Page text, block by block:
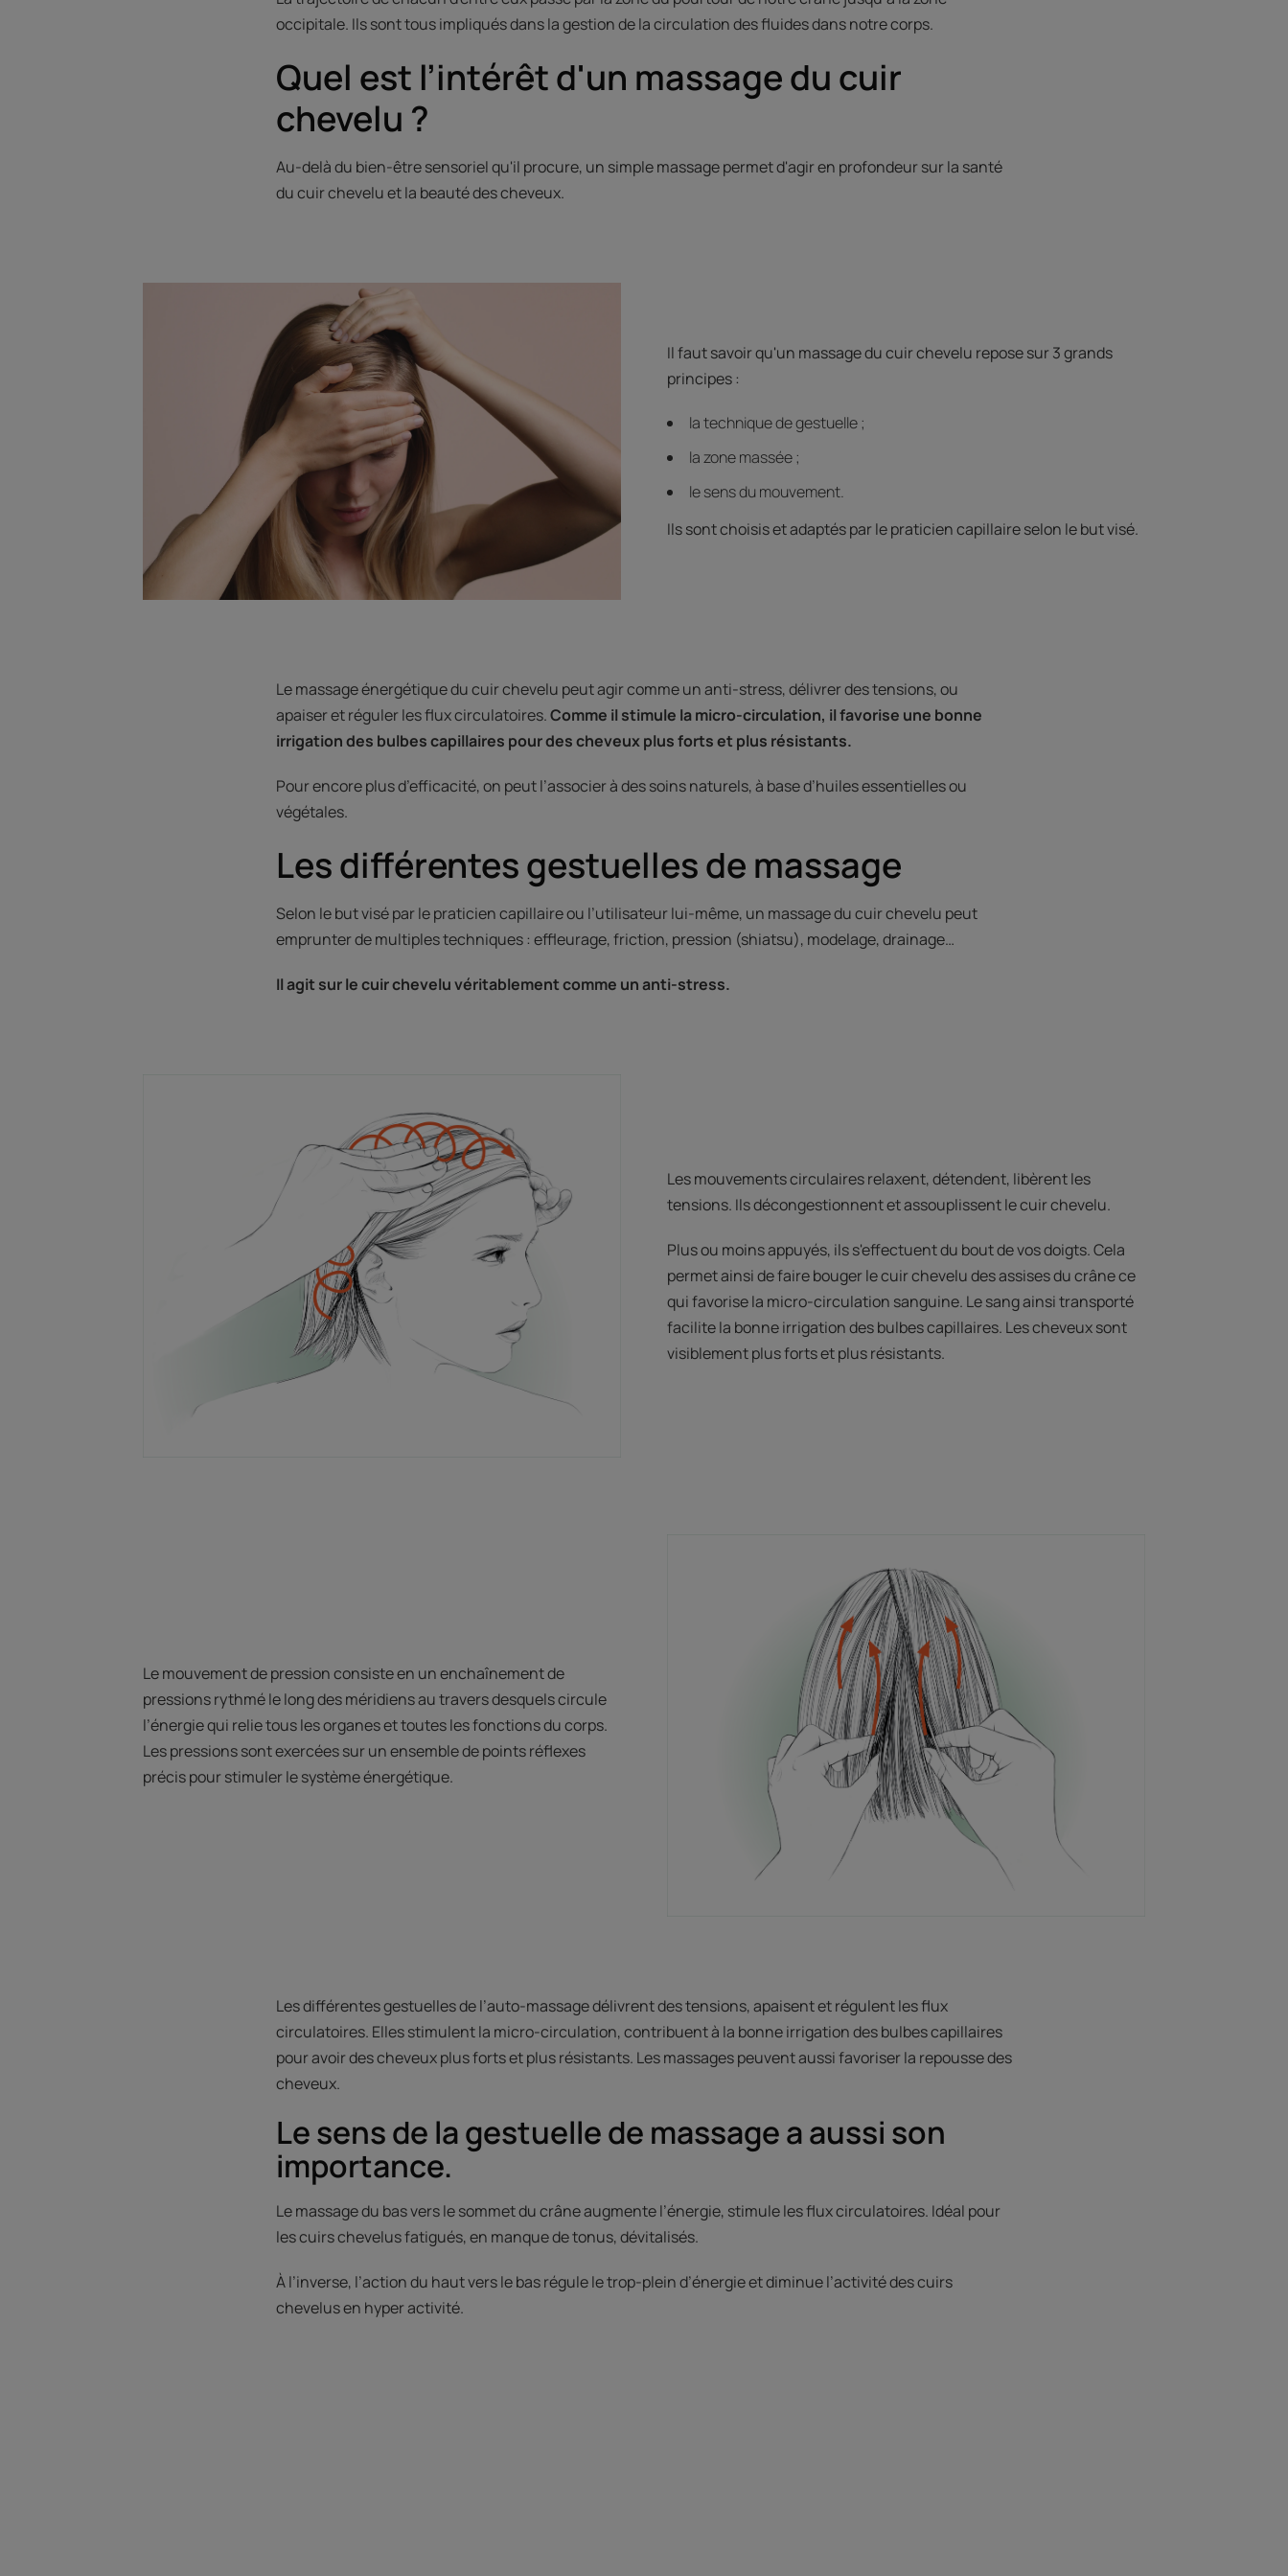
occipitale. Ils sont tous impliqués dans la gestion de la circulation des fluides dans notre corps.
Quel est l’intérêt d'un massage du cuir
chevelu ?
Au-delà du bien-être sensoriel qu'il procure, un simple massage permet d'agir en profondeur sur la santé
du cuir chevelu et la beauté des cheveux.
Il faut savoir qu'un massage du cuir chevelu repose sur 3 grands
principes :
la technique de gestuelle ;
la zone massée ;
le sens du mouvement.
Ils sont choisis et adaptés par le praticien capillaire selon le but visé.
Le massage énergétique du cuir chevelu peut agir comme un anti-stress, délivrer des tensions, ou
apaiser et réguler les flux circulatoires.Comme il stimule la micro-circulation, il favorise une bonne
irrigation des bulbes capillaires pour des cheveux plus forts et plus résistants.
Pour encore plus d’efficacité, on peut l’associer à des soins naturels, à base d’huiles essentielles ou
végétales.
Les différentes gestuelles de massage
Selon le but visé par le praticien capillaire ou l’utilisateur lui-même, un massage du cuir chevelu peut
emprunter de multiples techniques : effleurage, friction, pression (shiatsu), modelage, drainage…
Il agit sur le cuir chevelu véritablement comme un anti-stress.
Les mouvements circulaires relaxent, détendent, libèrent les
tensions. Ils décongestionnent et assouplissent le cuir chevelu.
Plus ou moins appuyés, ils s'effectuent du bout de vos doigts. Cela
permet ainsi de faire bouger le cuir chevelu des assises du crâne ce
qui favorise la micro-circulation sanguine. Le sang ainsi transporté
facilite la bonne irrigation des bulbes capillaires. Les cheveux sont
visiblement plus forts et plus résistants.
Le mouvement de pression consiste en un enchaînement de
pressions rythmé le long des méridiens au travers desquels circule
l’énergie qui relie tous les organes et toutes les fonctions du corps.
Les pressions sont exercées sur un ensemble de points réflexes
précis pour stimuler le système énergétique.
Les différentes gestuelles de l’auto-massage délivrent des tensions, apaisent et régulent les flux
circulatoires. Elles stimulent la micro-circulation, contribuent à la bonne irrigation des bulbes capillaires
pour avoir des cheveux plus forts et plus résistants. Les massages peuvent aussi favoriser la repousse des
cheveux.
Le sens de la gestuelle de massage a aussi son
importance.
Le massage du bas vers le sommet du crâne augmente l’énergie, stimule les flux circulatoires. Idéal pour
les cuirs chevelus fatigués, en manque de tonus, dévitalisés.
À l’inverse, l’action du haut vers le bas régule le trop-plein d’énergie et diminue l’activité des cuirs
chevelus en hyper activité.